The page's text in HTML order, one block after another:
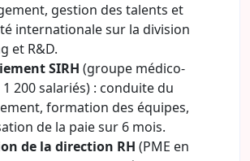
gestion des talents et
internationale sur la division
et R&D.
SIRH (groupe médico-
200 salariés) : conduite du
formation des équipes,
de la paie sur 6 mois.
de la direction RH (PME en